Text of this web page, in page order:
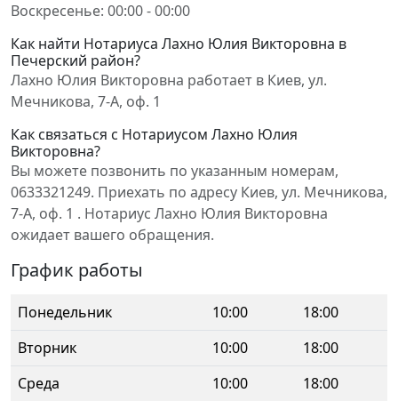
Воскресенье: 00:00 - 00:00
Как найти Нотариуса Лахно Юлия Викторовна в
Печерский район?
Лахно Юлия Викторовна работает в Киев, ул.
Мечникова, 7-А, оф. 1
Как связаться с Нотариусом Лахно Юлия
Викторовна?
Вы можете позвонить по указанным номерам,
0633321249. Приехать по адресу Киев, ул. Мечникова,
7-А, оф. 1 . Нотариус Лахно Юлия Викторовна
ожидает вашего обращения.
График работы
Понедельник 10:00
18:00
Вторник
10:00
18:00
Среда
10:00
18:00